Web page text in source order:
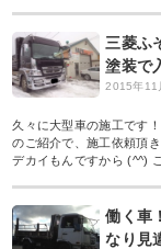
三菱ふ
塗装で
2015年11
久々に大型車の施工です
のご紹介で、施工依頼頂
デカイもんですから (^^)
働く車
なり見